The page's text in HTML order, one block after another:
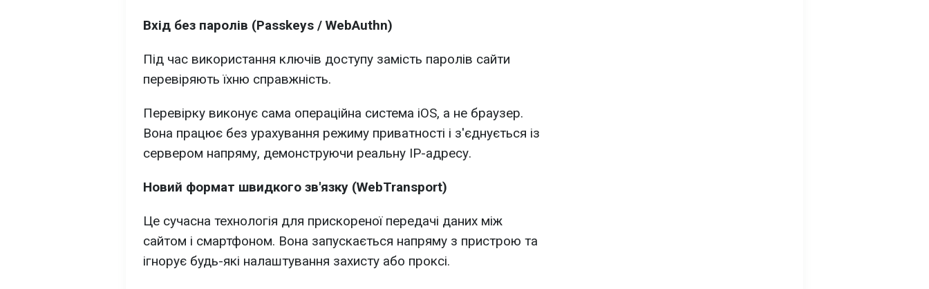
Вхід без паролів (Passkeys / WebAuthn)
Під час використання ключів доступу замість паролів сайти
перевіряють їхню справжність.
Перевірку виконує сама операційна система iOS, а не браузер.
Вона працює без урахування режиму приватності і з'єднується із
сервером напряму, демонструючи реальну IP-адресу.
Новий формат швидкого зв'язку (WebTransport)
Це сучасна технологія для прискореної передачі даних між
сайтом і смартфоном. Вона запускається напряму з пристрою та
ігнорує будь-які налаштування захисту або проксі.